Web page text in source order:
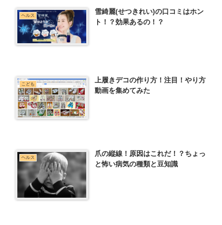
ヘルス
雪綺麗(せつきれい)の口コミはホン
ト！？効果あるの！？
こども
上履きデコの作り方！注目！やり方
動画を集めてみた
ヘルス
爪の縦線！原因はこれだ！？ちょっ
と怖い病気の種類と豆知識